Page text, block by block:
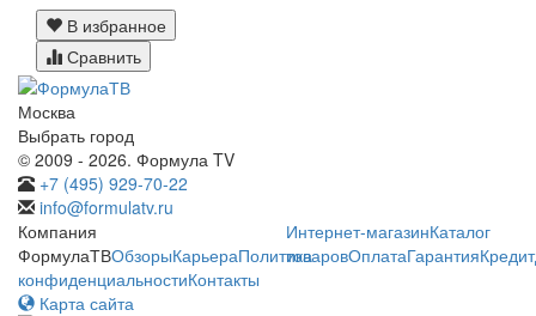
В избранное
Сравнить
Москва
Выбрать город
© 2009 - 2026. Формула TV
+7 (495) 929-70-22
info@formulatv.ru
Компания
ФормулаТВОбзорыКарьераПолитика
конфиденциальностиКонтакты
Интернет-магазинКаталог
товаровОплатаГарантияКредит
Карта сайта